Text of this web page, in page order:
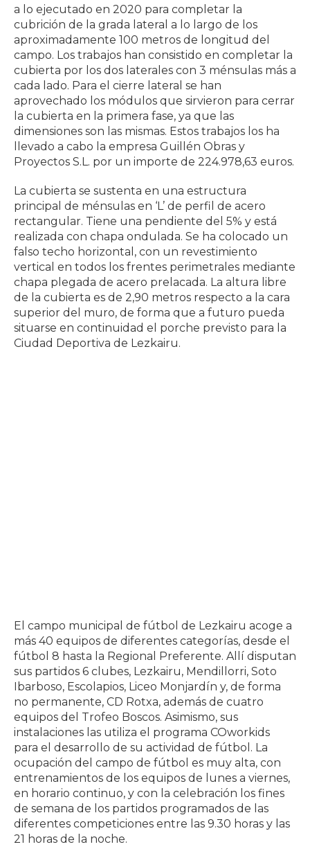
a lo ejecutado en 2020 para completar la
cubrición de la grada lateral a lo largo de los
aproximadamente 100 metros de longitud del
campo. Los trabajos han consistido en completar la
cubierta por los dos laterales con 3 ménsulas más a
cada lado. Para el cierre lateral se han
aprovechado los módulos que sirvieron para cerrar
la cubierta en la primera fase, ya que las
dimensiones son las mismas. Estos trabajos los ha
llevado a cabo la empresa Guillén Obras y
Proyectos S.L. por un importe de 224.978,63 euros.
La cubierta se sustenta en una estructura
principal de ménsulas en ‘L’ de perfil de acero
rectangular. Tiene una pendiente del 5% y está
realizada con chapa ondulada. Se ha colocado un
falso techo horizontal, con un revestimiento
vertical en todos los frentes perimetrales mediante
chapa plegada de acero prelacada. La altura libre
de la cubierta es de 2,90 metros respecto a la cara
superior del muro, de forma que a futuro pueda
situarse en continuidad el porche previsto para la
Ciudad Deportiva de Lezkairu.
El campo municipal de fútbol de Lezkairu acoge a
más 40 equipos de diferentes categorías, desde el
fútbol 8 hasta la Regional Preferente. Allí disputan
sus partidos 6 clubes, Lezkairu, Mendillorri, Soto
Ibarboso, Escolapios, Liceo Monjardín y, de forma
no permanente, CD Rotxa, además de cuatro
equipos del Trofeo Boscos. Asimismo, sus
instalaciones las utiliza el programa COworkids
para el desarrollo de su actividad de fútbol. La
ocupación del campo de fútbol es muy alta, con
entrenamientos de los equipos de lunes a viernes,
en horario continuo, y con la celebración los fines
de semana de los partidos programados de las
diferentes competiciones entre las 9.30 horas y las
21 horas de la noche.